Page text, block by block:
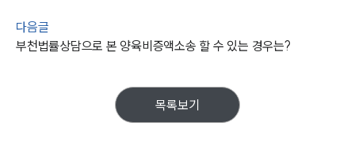
다음글
부천법률상담으로 본 양육비증액소송 할 수 있는 경우는?
목록보기